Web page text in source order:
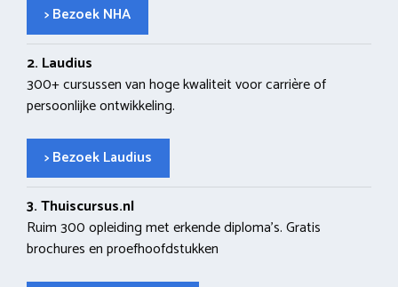
> Bezoek NHA
2. Laudius
300+ cursussen van hoge kwaliteit voor carrière of
persoonlijke ontwikkeling.
> Bezoek Laudius
3. Thuiscursus.nl
Ruim 300 opleiding met erkende diploma’s. Gratis
brochures en proefhoofdstukken